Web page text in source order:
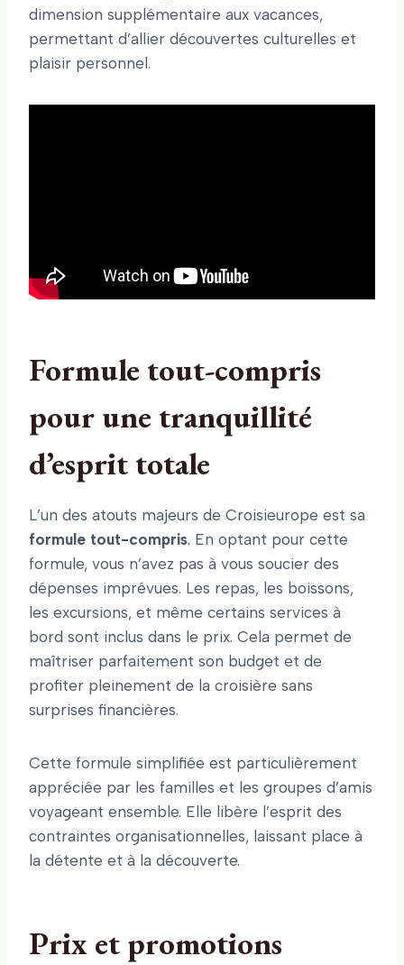
dimension supplémentaire aux vacances,
permettant d’allier découvertes culturelles et
plaisir personnel.
Formule tout-compris
pour une tranquillité
d’esprit totale
L’un des atouts majeurs de Croisieurope est sa
formule tout-compris. En optant pour cette
formule, vous n’avez pas à vous soucier des
dépenses imprévues. Les repas, les boissons,
les excursions, et même certains services à
bord sont inclus dans le prix. Cela permet de
maîtriser parfaitement son budget et de
profiter pleinement de la croisière sans
surprises financières.
Cette formule simplifiée est particulièrement
appréciée par les familles et les groupes d’amis
voyageant ensemble. Elle libère l’esprit des
contraintes organisationnelles, laissant place à
la détente et à la découverte.
Prix et promotions